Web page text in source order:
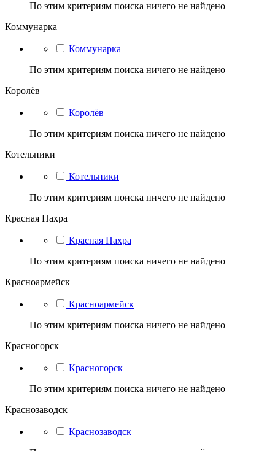
По этим критериям поиска ничего не найдено
Коммунарка
Коммунарка
По этим критериям поиска ничего не найдено
Королёв
Королёв
По этим критериям поиска ничего не найдено
Котельники
Котельники
По этим критериям поиска ничего не найдено
Красная Пахра
Красная Пахра
По этим критериям поиска ничего не найдено
Красноармейск
Красноармейск
По этим критериям поиска ничего не найдено
Красногорск
Красногорск
По этим критериям поиска ничего не найдено
Краснозаводск
Краснозаводск